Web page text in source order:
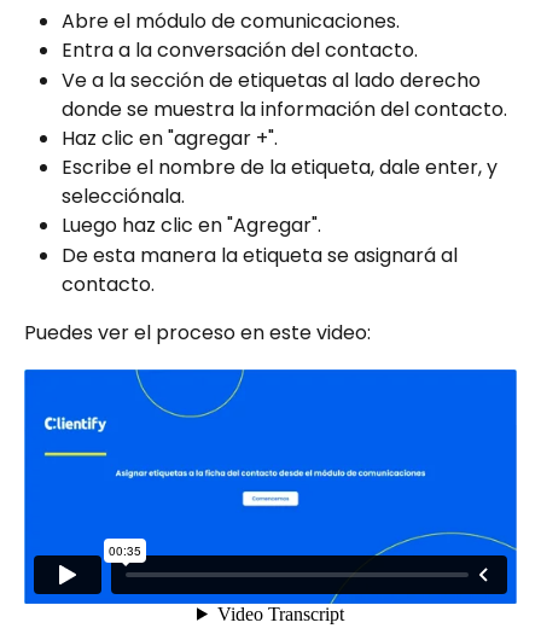
Abre el módulo de comunicaciones.
Entra a la conversación del contacto.
Ve a la sección de etiquetas al lado derecho
donde se muestra la información del contacto.
Haz clic en "agregar +".
Escribe el nombre de la etiqueta, dale enter, y
selecciónala.
Luego haz clic en "Agregar".
De esta manera la etiqueta se asignará al
contacto.
Puedes ver el proceso en este video: